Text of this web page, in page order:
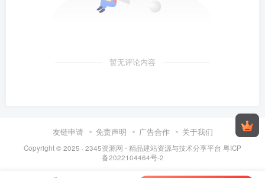
暂无评论内容
友链申请 免责声明 广告合作 关于我们
Copyright © 2025 · 2345资源网 - 精品建站资源与技术分享平台 粤ICP
备2022104464号-2